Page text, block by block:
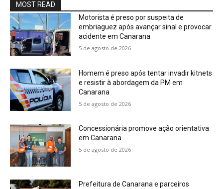
MOST READ
Motorista é preso por suspeita de
embriaguez após avançar sinal e provocar
acidente em Canarana
5 de agosto de 2026
Homem é preso após tentar invadir kitnets
e resistir à abordagem da PM em
Canarana
5 de agosto de 2026
Concessionária promove ação orientativa
em Canarana
5 de agosto de 2026
Prefeitura de Canarana e parceiros